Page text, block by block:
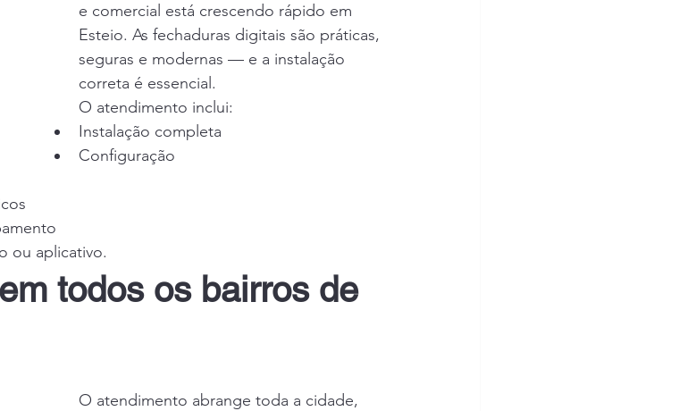
e comercial está crescendo rápido em
Esteio. As fechaduras digitais são práticas,
seguras e modernas — e a instalação
correta é essencial.
O atendimento inclui:
Instalação completa
Configuração
ou aplicativo.
todos os bairros de
O atendimento abrange toda a cidade,